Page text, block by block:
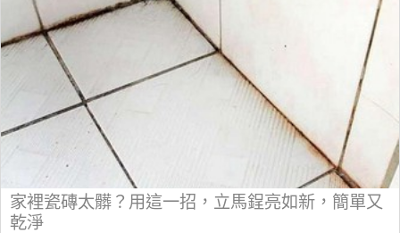
家裡瓷磚太髒？用這一招，立馬鋥亮如新，簡單又
乾淨